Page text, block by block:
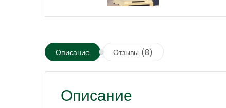
Описание Отзывы (8)
Описание